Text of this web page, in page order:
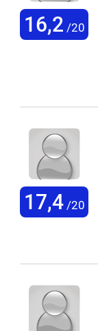
16,2 /20
17,4/20